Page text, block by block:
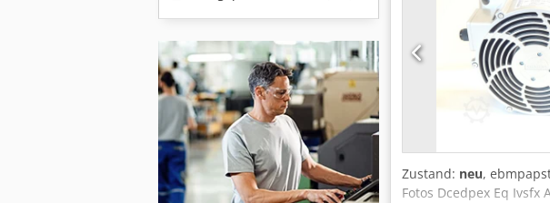
Zustand: neu,
Fotos Dcedpex Eq Ivsfx